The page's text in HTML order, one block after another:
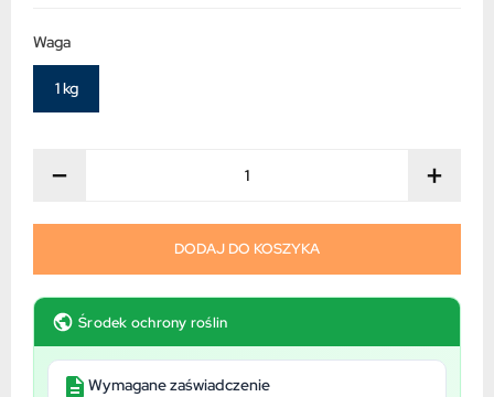
Waga
1 kg
− +
DODAJ DO KOSZYKA
Środek ochrony roślin
Wymagane zaświadczenie